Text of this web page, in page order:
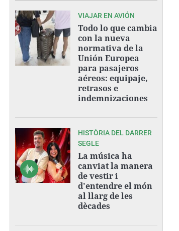
VIAJAR EN AVIÓN
Todo lo que cambia
con la nueva
normativa de la
Unión Europea
para pasajeros
aéreos: equipaje,
retrasos e
indemnizaciones
HISTÒRIA DEL DARRER
SEGLE
La música ha
canviat la manera
de vestir i
d'entendre el món
al llarg de les
dècades